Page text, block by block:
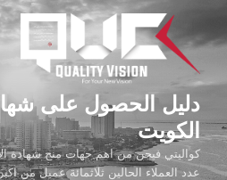
المحتوى
دليل الحصول على
الكويت
كواليتي فيجن من اهم جهات منح شهادة
عدد العملاء الحالين ثلاثمائة عميل من